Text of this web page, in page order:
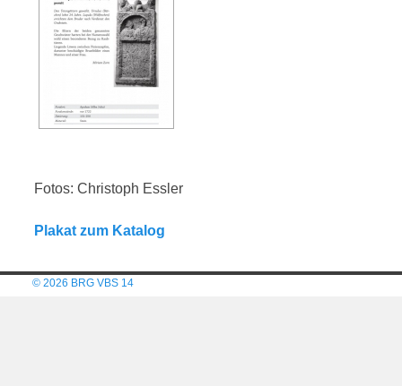
Fotos: Christoph Essler
Plakat zum Katalog
© 2026 BRG VBS 14